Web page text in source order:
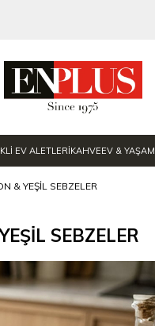
EV ALETLERİKAHVEEV & YAŞAM
& YEŞIL SEBZELER
SEBZELER